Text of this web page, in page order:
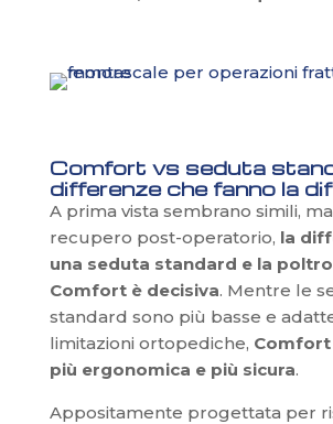
Comfort vs seduta
differenze che fanno la
A prima vista sembrano simili,
recupero post-operatorio, la
una seduta standard e la
Comfort è decisiva. Mentre le
standard sono più basse e
limitazioni ortopediche, Comfort
più ergonomica e più sicura.
Appositamente progettata per